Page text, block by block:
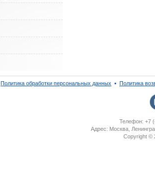
Политика обработки персональных данных ▪ Политика
Телефон: +7
Адрес: Москва,
Copyright ©